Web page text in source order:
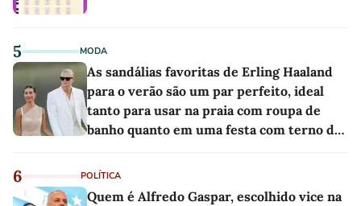
5 MODA
As sandálias favoritas de Erling Haaland
para o verão são um par perfeito, ideal
tanto para usar na praia com roupa de
banho quanto em uma festa com terno de
6 POLÍTICA
Quem é Alfredo Gaspar, escolhido vice na